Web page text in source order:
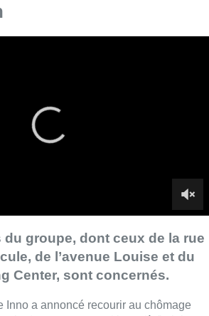
Inno a annoncé recourir au chômage
de son personnel jusqu’à fin juin
mesures gouvernementales prises
est donc confronté à ce chômage
chefs de rayon, premières vendeuses,
frappe 25% etmême les directeurs y
Ghislaine Marie, déléguée CNE Liège.
16 magasinsdu groupeet la centrale